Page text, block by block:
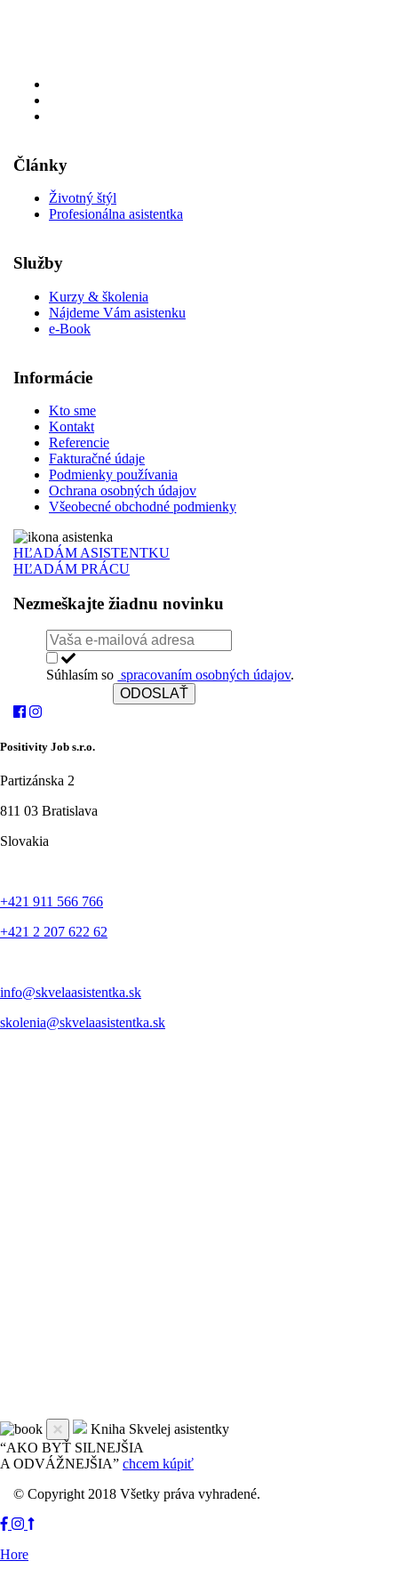
Články
Životný štýl
Profesionálna asistentka
Služby
Kurzy & školenia
Nájdeme Vám asistenku
e-Book
Informácie
Kto sme
Kontakt
Referencie
Fakturačné údaje
Podmienky používania
Ochrana osobných údajov
Všeobecné obchodné podmienky
HĽADÁM ASISTENTKU
HĽADÁM PRÁCU
Nezmeškajte žiadnu novinku
Súhlasím so spracovaním osobných údajov.
ODOSLAŤ
Positivity Job s.r.o.
Partizánska 2
811 03 Bratislava
Slovakia
+421 911 566 766
+421 2 207 622 62
info@skvelaasistentka.sk
skolenia@skvelaasistentka.sk
Kniha Skvelej asistentky
“AKO BYŤ SILNEJŠIA
A ODVÁŽNEJŠIA” chcem kúpiť
© Copyright 2018 Všetky práva vyhradené.
Hore